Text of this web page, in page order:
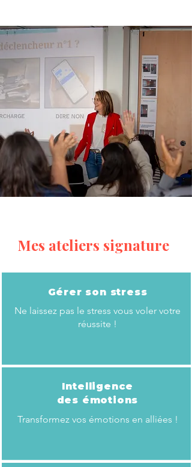
Mes ateliers signature
Gérer son stress
Ne laissez pas le stress vous voler votre
réussite !
Intelligence
des émotions
Transformez vos émotions en alliées !